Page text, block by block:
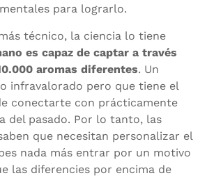
para lograrlo.
técnico, la ciencia lo tiene
es capaz de captar a través
aromas diferentes. Un
infravalorado pero que tiene el
conectarte con prácticamente
del pasado. Por lo tanto, las
que necesitan personalizar el
nada más entrar por un motivo
las diferencies por encima de